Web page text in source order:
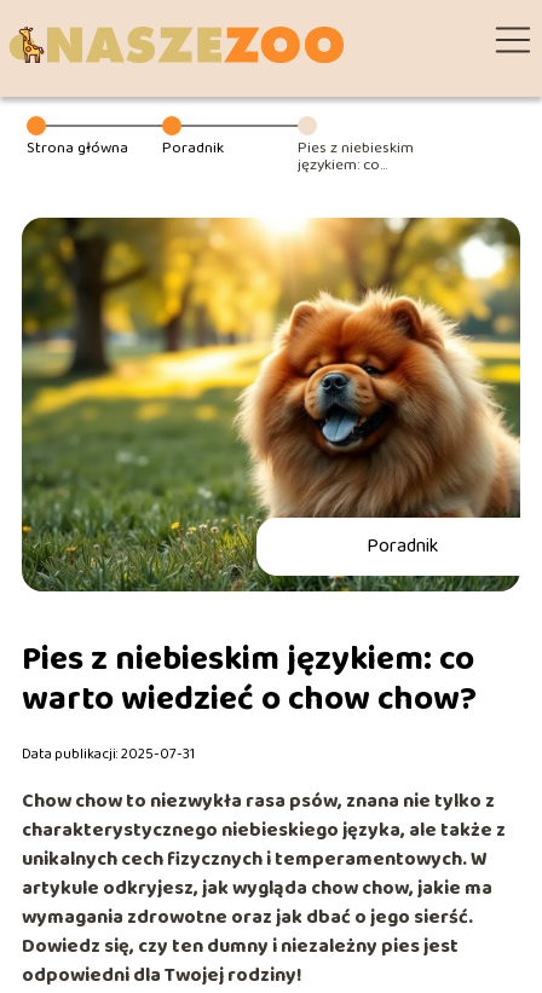
Strona główna Poradnik Pies z niebieskim
językiem: co
Poradnik
Pies z niebieskim językiem: co
warto wiedzieć o chow chow?
Data publikacji: 2025-07-31
Chow chow to niezwykła rasa psów, znana nie tylko z
charakterystycznego niebieskiego języka, ale także z
unikalnych cech fizycznych i temperamentowych. W
artykule odkryjesz, jak wygląda chow chow, jakie ma
wymagania zdrowotne oraz jak dbać o jego sierść.
Dowiedz się, czy ten dumny i niezależny pies jest
odpowiedni dla Twojej rodziny!